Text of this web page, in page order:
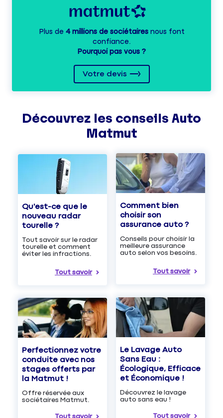
Plus de 4 millions de sociétairesnous font
confiance.
Pourquoi pas vous ?
Votre devis
Découvrez les conseils Auto
Matmut
Qu'est-ce que le
nouveau radar
tourelle ?
Tout savoir sur le radar
tourelle et comment
éviter les infractions.
Tout savoir
Comment bien
choisir son
assurance auto ?
Conseils pour choisir la
meilleure assurance
auto selon vos besoins.
Tout savoir
Perfectionnez votre
conduite avec nos
stages offerts par
la Matmut !
Offre réservée aux
sociétaires Matmut.
Tout savoir
Le Lavage Auto
Sans Eau :
Écologique, Efficace
et Économique !
Découvrez le lavage
auto sans eau !
Tout savoir